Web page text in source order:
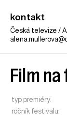
kontakt
Česká televize /
Film
typ premiéry:
ročník festivalu: